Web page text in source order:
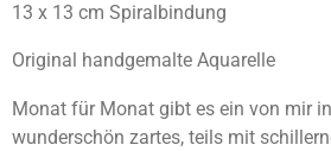
13 x 13 cm Spiralbindung
Original handgemalte Aquarelle
Monat für Monat gibt es ein von mir
wunderschön zartes, teils mit